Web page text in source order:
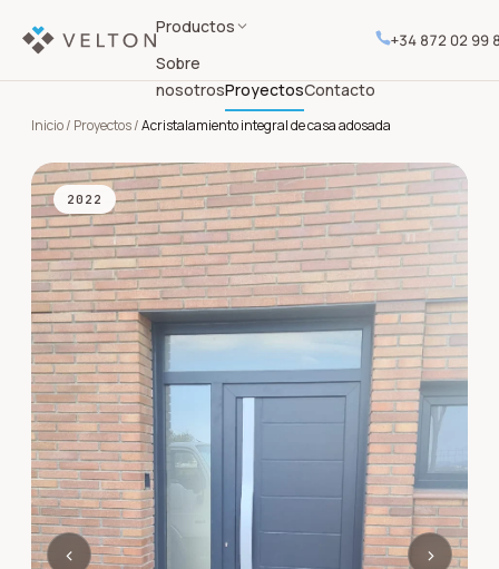
Productos
Sobre
nosotrosProyectosContacto
+34 872 02 99
Inicio/ Proyectos/Acristalamiento integral de casa adosada
2022
‹ ›